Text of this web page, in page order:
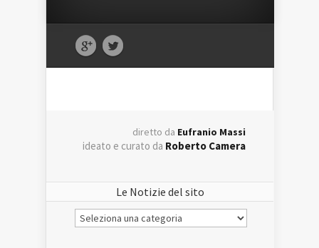
diretto da Eufranio Massi
ideato e curato da Roberto Camera
Le Notizie del sito
Le
Notizie